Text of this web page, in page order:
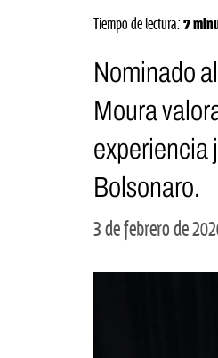
Tiempo de lectura: 7
Nominado
Moura
experiencia
Bolsonaro.
3 de febrero de